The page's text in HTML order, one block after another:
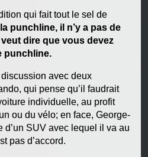
qui fait tout le sel de
punchline, il n’y a pas de
dire que vous devez
punchline.
avec deux
qui pense qu’il faudrait
individuelle, au profit
ou du vélo; en face, George-
d’un SUV avec lequel il va au
pas d’accord.